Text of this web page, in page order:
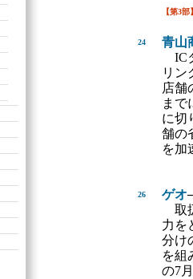
【第3部
24
青山
IC
リン
店舗
まで
に切
舗の
を加
26 ゲオ
取
力を
分け
を組
の7